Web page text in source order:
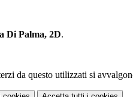
Di Palma, 2D.
da questo utilizzati si